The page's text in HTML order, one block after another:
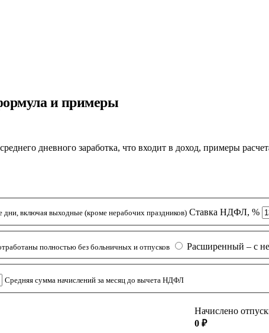
и примеры
дневного заработка, что входит в доход, примеры
дни, включая выходные (кроме нерабочих праздников) Ставка НДФЛ, %
полностью без больничных и отпусков Расширенный – с
Средняя сумма начислений за месяц до вычета НДФЛ
Начислено
0 ₽